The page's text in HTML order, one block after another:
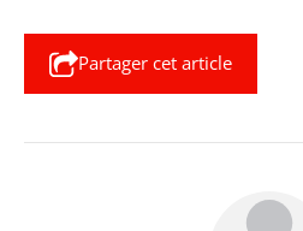
Partager cet article